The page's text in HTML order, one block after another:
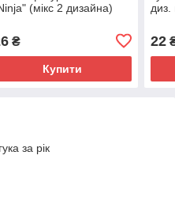
(мікс 2 дизайна)
₴
Купити
диз.
22
за рік